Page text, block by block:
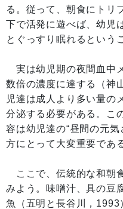
る。従って、朝食にトリ
下で活発に遊べば、幼児
とぐっすり眠れるという
実は幼児期の夜間血中
数倍の濃度に達する（神
児達は成人より多い量の
分泌する必要がある。こ
容は幼児達の“昼間の元気
方にとって大変重要であ
ここで、伝統的な和朝
みよう。味噌汁、具の豆
魚（五明と長谷川，